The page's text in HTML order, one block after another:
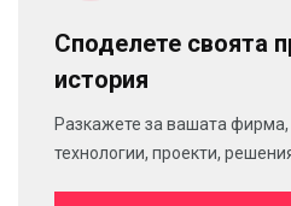
Споделете своята
история
Разкажете за вашата
технологии, проекти,